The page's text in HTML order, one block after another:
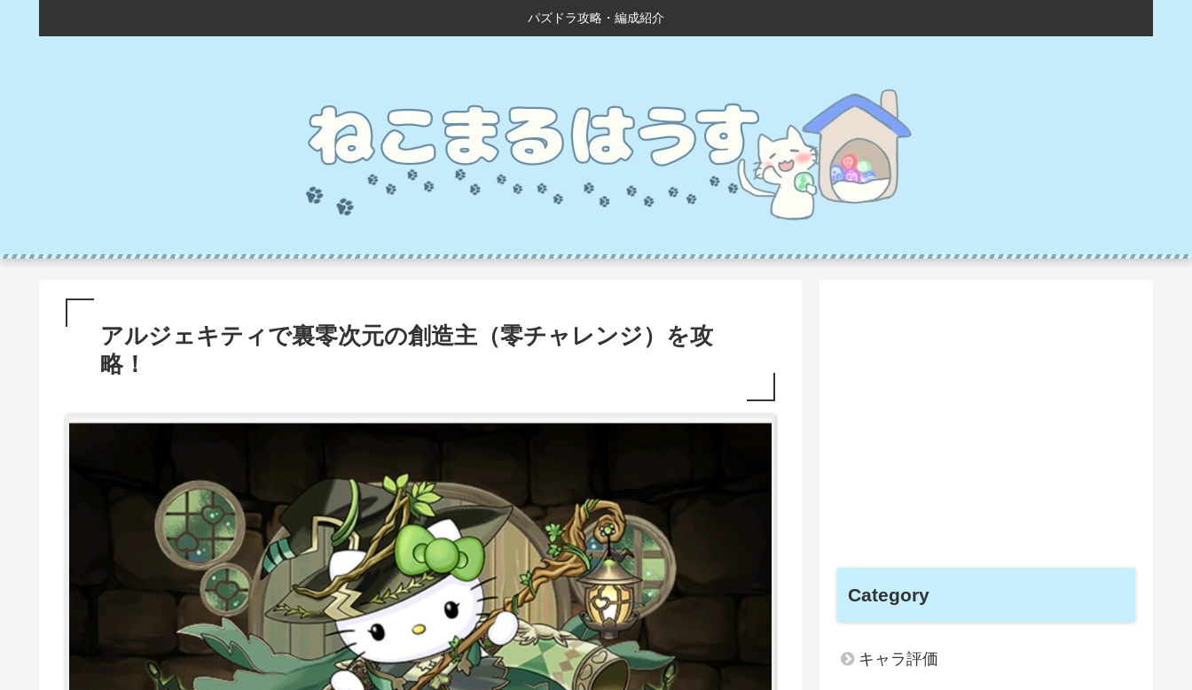
パズドラ攻略・編成紹介
アルジェキティで裏零次元の創造主（零チャレンジ）を攻
略！
Category
キャラ評価